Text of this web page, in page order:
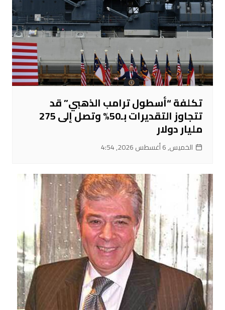
تكلفة “أسطول ترامب الذهبي” قد
تتجاوز التقديرات بـ50% وتصل إلى 275
مليار دولار
الخميس, 6 أغسطس 2026, 4:54